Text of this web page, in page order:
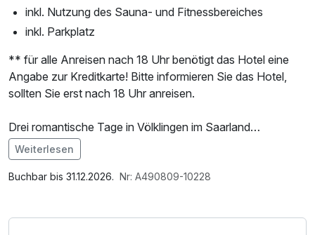
inkl. Nutzung des Sauna- und Fitnessbereiches
inkl. Parkplatz
** für alle Anreisen nach 18 Uhr benötigt das Hotel eine
Angabe zur Kreditkarte! Bitte informieren Sie das Hotel,
sollten Sie erst nach 18 Uhr anreisen.
Drei romantische Tage in Völklingen im Saarland
Ein romantisches Wochenende im Saarland ist die perfekte
Gelegenheit, wertvolle Zeit zu zweit zu verbringen. Im
stilvollen Leonardo Völklingen-Saarbrücken, eingebettet in
Im Angebot enthalten
Saunabenutzung, Parkplatz, Nutzung des Fitnessbereichs,
Weiterlesen
Buchbar bis 31.12.2026. Nr: A490809-10228